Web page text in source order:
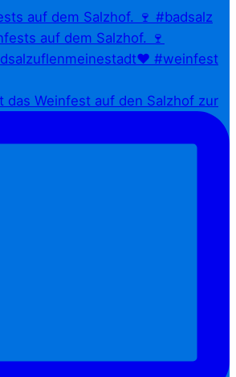
auf dem Salzhof. 🍷 #badsalz
das Weinfest auf den Salzhof zur